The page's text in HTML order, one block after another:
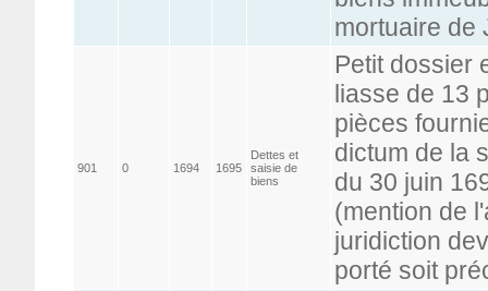
mortuaire de
901 0 1694 1695
Dettes et
saisie de
biens
Petit dossier
liasse de 13
pièces
dictum de la
du 30 juin
(mention de
juridiction
porté soit